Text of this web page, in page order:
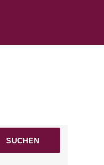
SUCHEN